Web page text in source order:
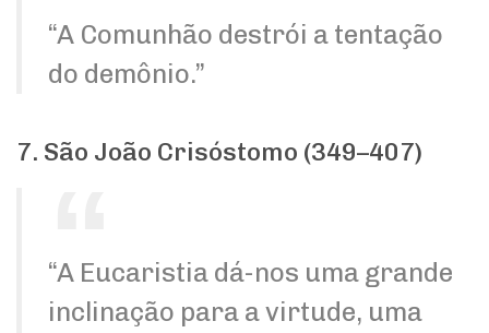
“A Comunhão destrói a tentação
do demônio.”
7. São João Crisóstomo (349–407)
“A Eucaristia dá-nos uma grande
inclinação para a virtude, uma